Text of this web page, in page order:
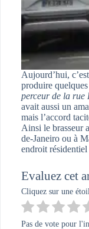
Aujourd’hui,
produire
perceur de la
avait aussi un
mais l’accord
Ainsi le brasseur
de-Janeiro ou à
endroit résidentiel
Evaluez cet
Cliquez sur une
Pas de vote pour